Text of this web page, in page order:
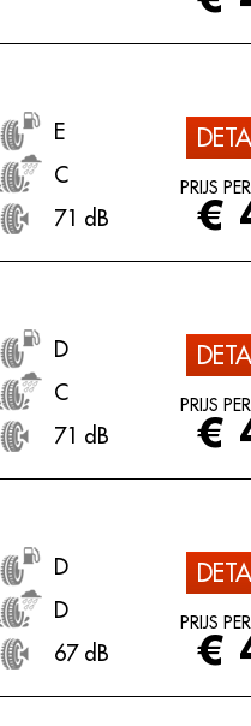
E
C
71 dB
PRIJS
€
D
C
71 dB
PRIJS
€
D
D
67 dB
PRIJS
€